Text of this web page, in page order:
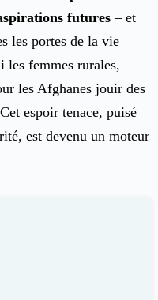
futures – et
les portes de la vie
les femmes rurales,
les Afghanes jouir des
espoir tenace, puisé
est devenu un moteur